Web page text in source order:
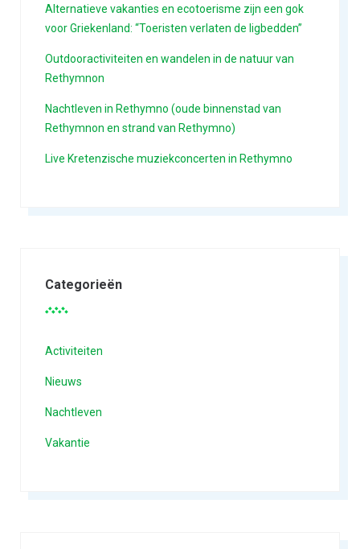
Alternatieve vakanties en ecotoerisme zijn een gok
voor Griekenland: “Toeristen verlaten de ligbedden”
Outdooractiviteiten en wandelen in de natuur van
Rethymnon
Nachtleven in Rethymno (oude binnenstad van
Rethymnon en strand van Rethymno)
Live Kretenzische muziekconcerten in Rethymno
Categorieën
Activiteiten
Nieuws
Nachtleven
Vakantie